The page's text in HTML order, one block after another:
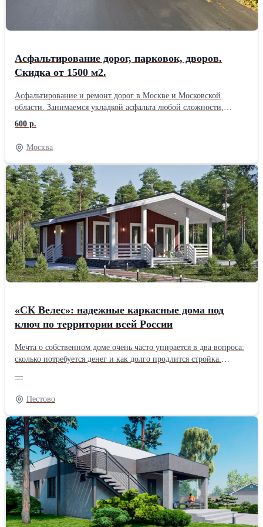
технологиям, соблюдаем сроки и даём гарантию на покрытие.
Позвоните или оставьте заявку на сайте — приедем, посмотрим
объект и посчитаем стоимость без обязательств.
Асфальтирование дорог, парковок, дворов.
Скидка от 1500 м2.
Асфальтирование и ремонт дорог в Москве и Московской
области. Занимаемся укладкой асфальта любой сложности,
ямочным ремонтом, строительством дорог, укладкой асфальтовой
крошки, установкой бортовых камней, тротуарной плитки и
благоустройством территорий. Работаем под ключ: от
подготовки основания до готового покрытия. Выезд специалиста
на объект бесплатно. Поможем подобрать решение под ваш
бюджет и бесплатно составим 3–5 вариантов сметы. При объёме
от 1500 м2 даём скидку до 10%. Берёмся и за небольшие заказы
— дворы, парковки, подъезды, отмостки. Используем
качественный асфальт с проверенных заводов, современную
технику и опытные бригады. Гарантируем соблюдение сроков и
технологий. Цены начинаются от 600 руб./м2. Точную стоимость
рассчитаем после осмотра объекта. Звоните или пишите —
ответим на все вопросы и приедем посмотреть ваш участок.
600 р.
Москва
«СК Велес»: надежные каркасные дома под
ключ по территории всей России
Мечта о собственном доме очень часто упирается в два вопроса:
сколько потребуется денег и как долго продлится стройка.
которое сделает мечту доступнее – банрхаусы собственного
изготовления – современные, надежные и по разумной
стоимости. Подрядчик осуществляет работу по всей России и
предлагает большой выбор проектов для дачи и постоянного
проживания, а в зависимости от бюджета доступны
разнообразные комплектации: с отделкой и без нее. Особенности
домов от «СК Велес» Каркасные технологии – это не просто
современный тренд, а проработанная инженерная система,
лежащая в основе всех построек «СК Велес». Все детали каркаса
создаются на производственной базе компании, что позволяет
контролировать качество на каждом этапе и исключить наценки
посредников, что и дает возможность зафиксировать
демократичные расценки на готовые сооружения. В каталоге
—
Пестово